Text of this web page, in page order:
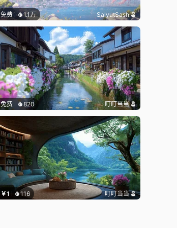
免费 1.1万 SalyutSash
免费 820 叮叮当当
￥1 116 叮叮当当